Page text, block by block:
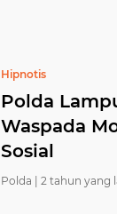
Hipnotis
Polda
Waspada
Sosial
Polda | 2 tahun yang